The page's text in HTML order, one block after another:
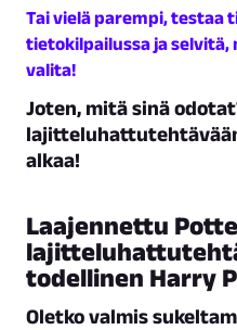
Tai vielä parempi, testaa
tietokilpailussa ja selvitä,
valita!
Joten, mitä sinä
alkaa!
Laajennettu
todellinen Harry
Oletko valmis